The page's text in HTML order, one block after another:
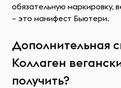
обязательную маркировку,
– это манифест Бьютери.
Дополнительная
Коллаген
получить?